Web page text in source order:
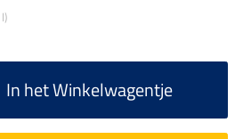
In het Winkelwagentje